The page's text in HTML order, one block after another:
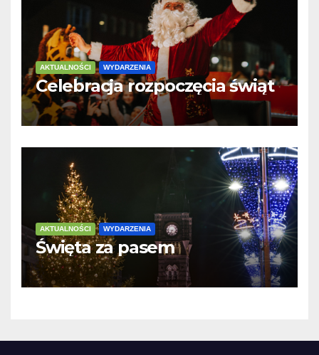
AKTUALNOŚCI WYDARZENIA
Celebracja rozpoczęcia świąt
AKTUALNOŚCI WYDARZENIA
Święta za pasem